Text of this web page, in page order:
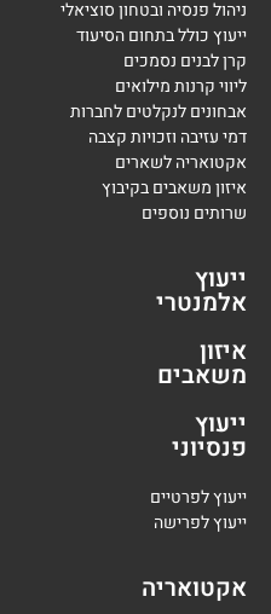
ניהול פנסיה ובטחון סוציאלי
ייעוץ כולל בתחום הסיעוד
קרן לבנים נסמכים
ליווי קרנות מילואים
אבחונים לנקלטים לחברות
דמי עזיבה וזכויות קצבה
אקטואריה לשארים
איזון משאבים בקיבוץ
שרותים נוספים
ייעוץ
אלמנטרי
איזון
משאבים
ייעוץ
פנסיוני
ייעוץ לפרטיים
ייעוץ לפרישה
אקטואריה